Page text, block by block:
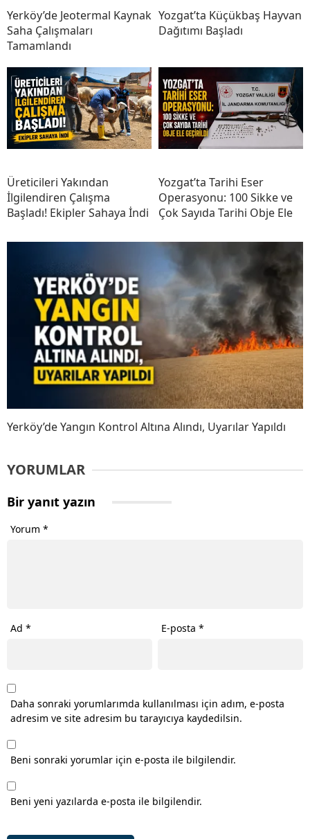
Yerköy’de Jeotermal Kaynak
Saha Çalışmaları
Tamamlandı
Yozgat’ta Küçükbaş Hayvan
Dağıtımı Başladı
Üreticileri Yakından
İlgilendiren Çalışma
Başladı! Ekipler Sahaya İndi
Yozgat’ta Tarihi Eser
Operasyonu: 100 Sikke ve
Çok Sayıda Tarihi Obje Ele
Yerköy’de Yangın Kontrol Altına Alındı, Uyarılar Yapıldı
YORUMLAR
Bir yanıt yazın
Yorum *
Ad * E-posta*
Daha sonraki yorumlarımda kullanılması için adım, e-posta
adresim ve site adresim bu tarayıcıya kaydedilsin.
Beni sonraki yorumlar için e-posta ile bilgilendir.
Beni yeni yazılarda e-posta ile bilgilendir.